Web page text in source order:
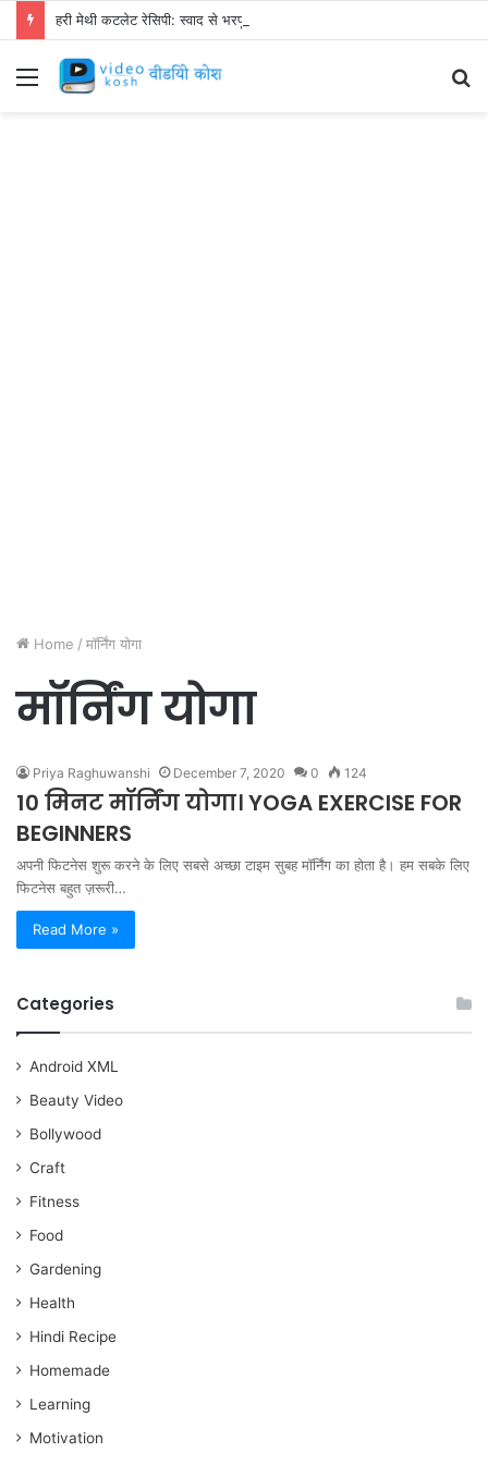
हरी मेथी कटलेट रेसिपी: स्वाद से भरपूर और स्वस्थ नाश्ता बनाएं!
Menu
Home / मॉर्निंग योगा
मॉर्निंग योगा
Priya Raghuwanshi December 7, 2020 0 124
10 मिनट मॉर्निंग योगा। YOGA EXERCISE FOR
BEGINNERS
अपनी फिटनेस शुरू करने के लिए सबसे अच्छा टाइम सुबह मॉर्निंग का होता है। हम सबके लिए
फिटनेस बहुत ज़रूरी…
Read More »
Categories
Android XML
Beauty Video
Bollywood
Craft
Fitness
Food
Gardening
Health
Hindi Recipe
Homemade
Learning
Motivation